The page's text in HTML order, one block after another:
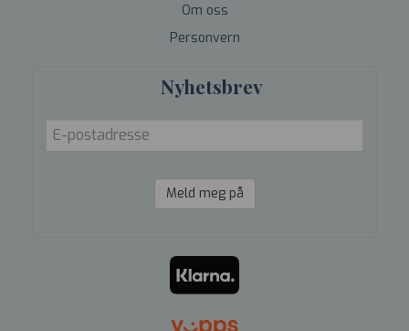
Om oss
Personvern
Nyhetsbrev
Meld meg på